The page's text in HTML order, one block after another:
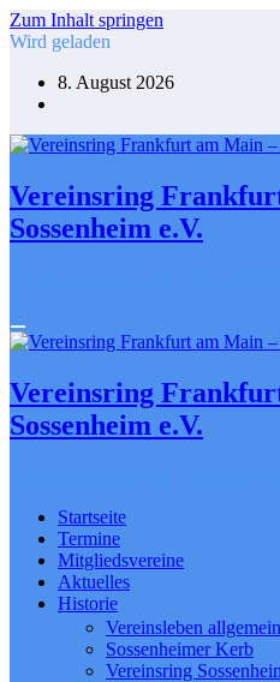
Zum Inhalt springen
Wird geladen
8. August 2026
Vereinsring
Sossenheim e.V.
Vereinsring
Sossenheim e.V.
Startseite
Termine
Mitgliedsvereine
Aktuelles
Historie
Vereinsleben allgemein
Sossenheimer Kerb
Vereinsring